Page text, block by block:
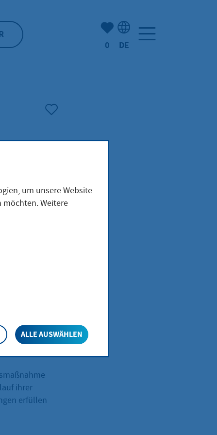
Anzahl der gemerkten
0 DE
ihrer
erfüllen
um unsere Website
möchten. Weitere
ALLE AUSWÄHLEN